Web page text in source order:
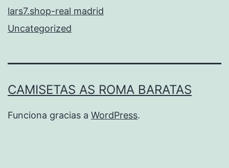
lars7.shop-real madrid
Uncategorized
CAMISETAS AS ROMA BARATAS
Funciona gracias a WordPress.